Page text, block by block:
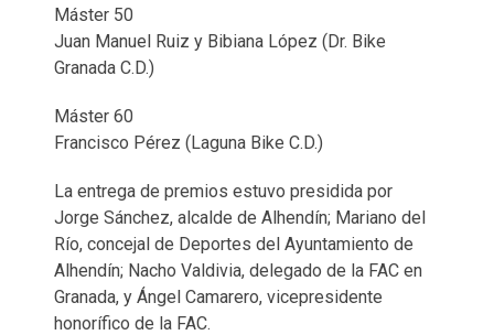
Máster 50
Juan Manuel Ruiz y Bibiana López (Dr. Bike
Granada C.D.)
Máster 60
Francisco Pérez (Laguna Bike C.D.)
La entrega de premios estuvo presidida por
Jorge Sánchez, alcalde de Alhendín; Mariano del
Río, concejal de Deportes del Ayuntamiento de
Alhendín; Nacho Valdivia, delegado de la FAC en
Granada, y Ángel Camarero, vicepresidente
honorífico de la FAC.